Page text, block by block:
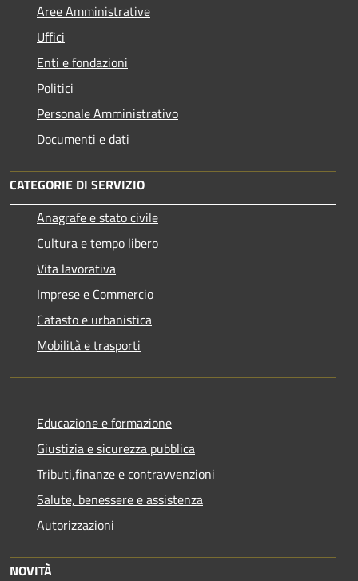
Aree Amministrative
Uffici
Enti e fondazioni
Politici
Personale Amministrativo
Documenti e dati
CATEGORIE DI SERVIZIO
Anagrafe e stato civile
Cultura e tempo libero
Vita lavorativa
Imprese e Commercio
Catasto e urbanistica
Mobilità e trasporti
Educazione e formazione
Giustizia e sicurezza pubblica
Tributi,finanze e contravvenzioni
Salute, benessere e assistenza
Autorizzazioni
NOVITÀ